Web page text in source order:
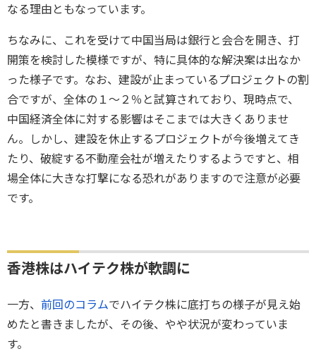
なる理由ともなっています。
ちなみに、これを受けて中国当局は銀行と会合を開き、打
開策を検討した模様ですが、特に具体的な解決案は出なか
った様子です。なお、建設が止まっているプロジェクトの割
合ですが、全体の１～２％と試算されており、現時点で、
中国経済全体に対する影響はそこまでは大きくありませ
ん。しかし、建設を休止するプロジェクトが今後増えてき
たり、破綻する不動産会社が増えたりするようですと、相
場全体に大きな打撃になる恐れがありますので注意が必要
です。
香港株はハイテク株が軟調に
一方、 前回のコラムでハイテク株に底打ちの様子が見え始
めたと書きましたが、その後、やや状況が変わっていま
す。